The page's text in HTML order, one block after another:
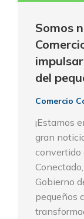
Somos
del
Comercio
¡Estamos
gran
convertido
Gobierno
pequeños